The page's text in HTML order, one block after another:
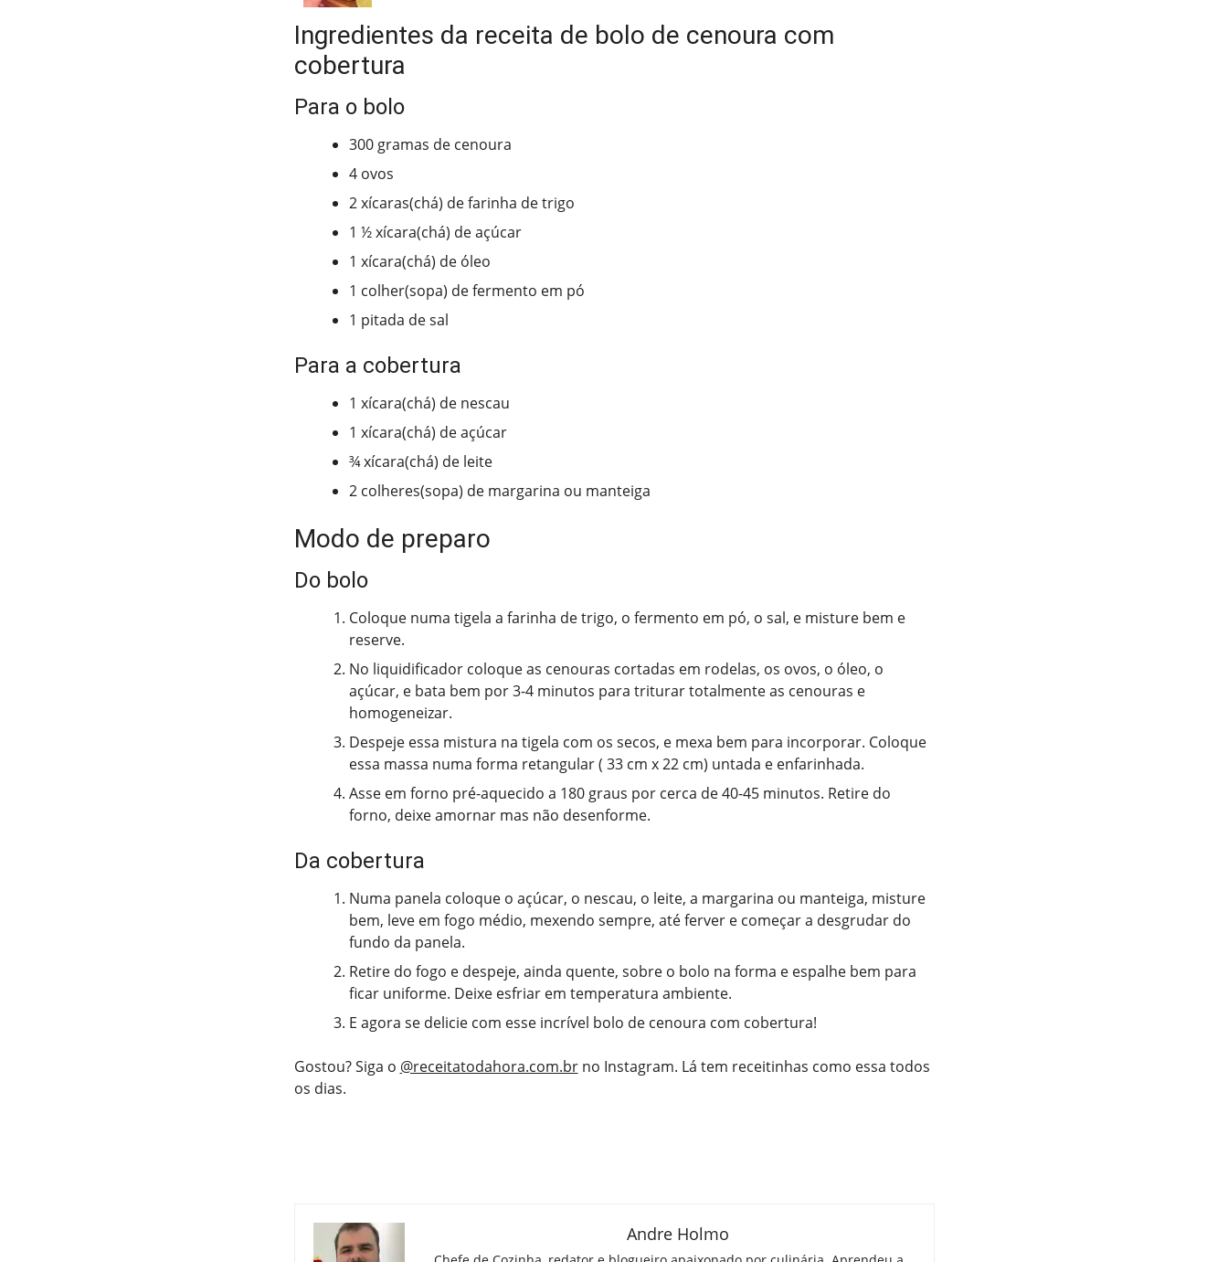
Ingredientes da receita de bolo de cenoura com
cobertura
Para o bolo
300 gramas de cenoura
4 ovos
2 xícaras(chá) de farinha de trigo
1 ½ xícara(chá) de açúcar
1 xícara(chá) de óleo
1 colher(sopa) de fermento em pó
1 pitada de sal
Para a cobertura
1 xícara(chá) de nescau
1 xícara(chá) de açúcar
¾ xícara(chá) de leite
2 colheres(sopa) de margarina ou manteiga
Modo de preparo
Do bolo
Coloque numa tigela a farinha de trigo, o fermento em pó, o sal, e misture bem e
reserve.
No liquidificador coloque as cenouras cortadas em rodelas, os ovos, o óleo, o
açúcar, e bata bem por 3-4 minutos para triturar totalmente as cenouras e
homogeneizar.
Despeje essa mistura na tigela com os secos, e mexa bem para incorporar. Coloque
essa massa numa forma retangular ( 33 cm x 22 cm) untada e enfarinhada.
Asse em forno pré-aquecido a 180 graus por cerca de 40-45 minutos. Retire do
forno, deixe amornar mas não desenforme.
Da cobertura
Numa panela coloque o açúcar, o nescau, o leite, a margarina ou manteiga, misture
bem, leve em fogo médio, mexendo sempre, até ferver e começar a desgrudar do
fundo da panela.
Retire do fogo e despeje, ainda quente, sobre o bolo na forma e espalhe bem para
ficar uniforme. Deixe esfriar em temperatura ambiente.
E agora se delicie com esse incrível bolo de cenoura com cobertura!
Gostou? Siga o @receitatodahora.com.brno Instagram. Lá tem receitinhas como essa todos
os dias.
Andre Holmo